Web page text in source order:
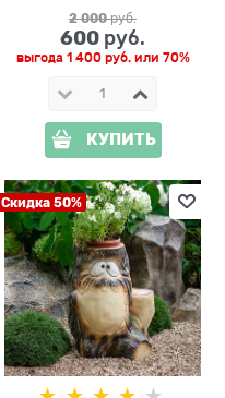
2 000 руб.
600 руб.
выгода 1 400 руб.или 70%
КУПИТЬ
Скидка 50%